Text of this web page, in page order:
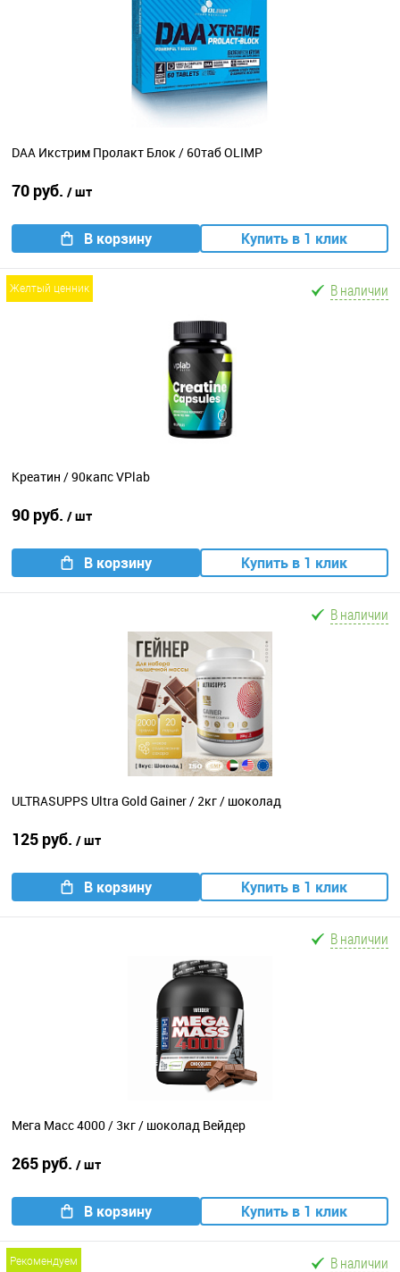
DAA Икстрим Пролакт Блок / 60таб OLIMP
70 руб. / шт
В корзину Купить в 1 клик
желтый ценник В наличии
Креатин / 90капс VPlab
90 руб. / шт
В корзину Купить в 1 клик
В наличии
ULTRASUPPS Ultra Gold Gainer / 2кг / шоколад
125 руб. / шт
В корзину Купить в 1 клик
В наличии
Мега Масс 4000 / 3кг / шоколад Вейдер
265 руб. / шт
В корзину Купить в 1 клик
рекомендуем В наличии